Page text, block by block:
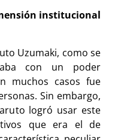
institucional
Uzumaki, como se
con un poder
muchos casos fue
Sin embargo,
logró usar este
que era el de